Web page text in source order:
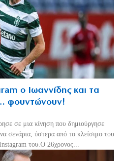
ο Ιωαννίδης και τα
φουντώνουν!
σε μια κίνηση που δημιούργησε
σενάρια, ύστερα από το κλείσιμο του
του.Ο 26χρονος...